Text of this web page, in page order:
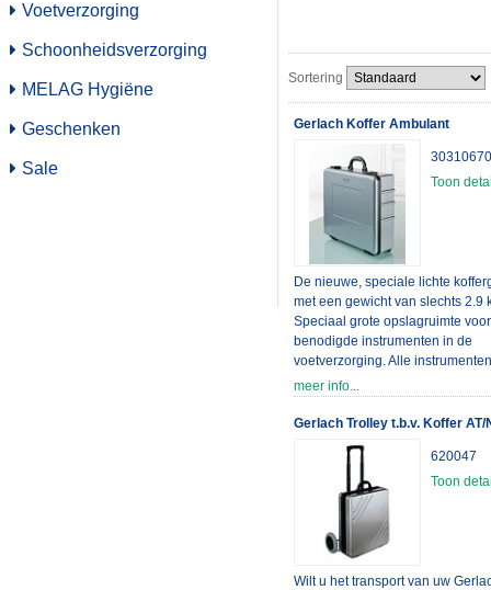
Voetverzorging
Schoonheidsverzorging
MELAG Hygiëne
Geschenken
Sale
Sortering
Gerlach Koffer Ambulant
Toon
De nieuwe, speciale lichte
met een gewicht van slechts 2.9
Speciaal grote opslagruimte
benodigde instrumenten in de
voetverzorging. Alle
fraisen, gesterilliseerde
verbandmaterialen etc. kunnen
en veilig worden opgeslagen in
groottes. Ingericht op een
voorziet van een goed overzicht,
deze koffer de juiste eisen voor
voetverzorging wat het werk
comfortabel maakt. De
steriboxen maken het
instrumenten mogelijk. Een
meer info...
Gerlach Trolley t.b.v. Koffer AT/
620047
Toon
Wilt u het transport van uw